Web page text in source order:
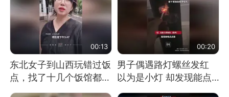
00:13
东北女子到山西玩错过饭
点，找了十几个饭馆都没
开门：午休到几点
00:20
男子偶遇路灯螺丝发红
以为是小灯 却发现能点
燃香烟 当事人：已报警